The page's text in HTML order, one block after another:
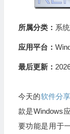
所属分类： 系
应用平台：
最后更新：
今天的软件分享
款是Windows
要功能是用于